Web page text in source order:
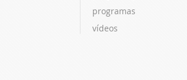
programas
vídeos